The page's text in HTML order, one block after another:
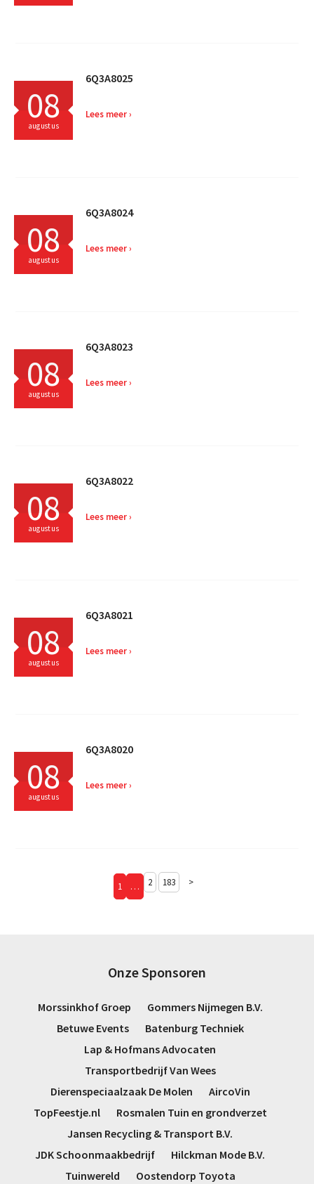
08
augustus
6Q3A8025
Lees meer
08
augustus
6Q3A8024
Lees meer
08
augustus
6Q3A8023
Lees meer
08
augustus
6Q3A8022
Lees meer
08
augustus
6Q3A8021
Lees meer
08
augustus
6Q3A8020
Lees meer
1 2
… 183 >
Onze Sponsoren
Morssinkhof Groep
Gommers Nijmegen B.V.
Betuwe Events
Batenburg Techniek
Lap & Hofmans Advocaten
Transportbedrijf Van Wees
Dierenspeciaalzaak De Molen
AircoVin
TopFeestje.nl
Rosmalen Tuin en grondverzet
Jansen Recycling & Transport B.V.
JDK Schoonmaakbedrijf
Hilckman Mode B.V.
Tuinwereld
Oostendorp Toyota